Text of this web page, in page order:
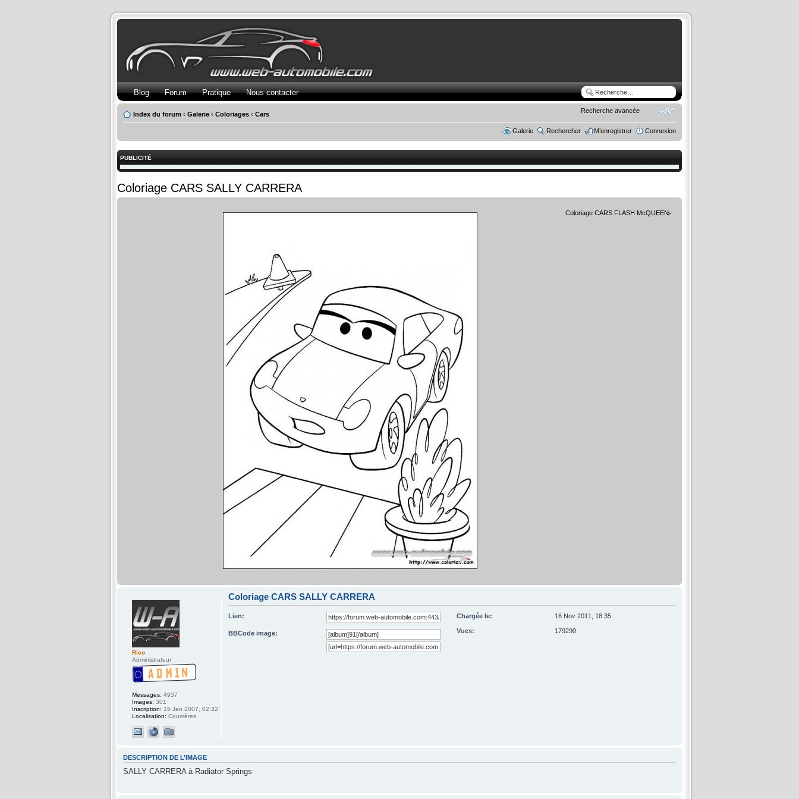
Recherche avancée
Blog Forum Pratique Nous contacter
Index du forum ‹ Galerie ‹ Coloriages ‹ Cars
Galerie Rechercher M’enregistrer Connexion
PUBLICITÉ
Coloriage CARS SALLY CARRERA
Coloriage CARS FLASH McQUEEN
Coloriage CARS SALLY CARRERA
Chargée le: 16 Nov 2011, 18:35
Lien:
Vues: 179290
BBCode image:
Rico
Administrateur
Messages: 4937
Images: 301
Inscription: 15 Jan 2007, 02:32
Localisation: Courrières
DESCRIPTION DE L’IMAGE
SALLY CARRERA à Radiator Springs